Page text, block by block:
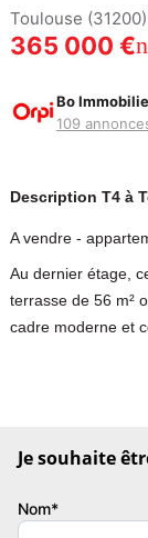
Toulouse (31200)
365 000 €
Bo
109
Description T4 à
A vendre -
Au dernier étage,
terrasse de 56 m²
cadre moderne et
APPARTEMENT –
Situé dans une
un cadre de vie
Je souhaite
Nom*